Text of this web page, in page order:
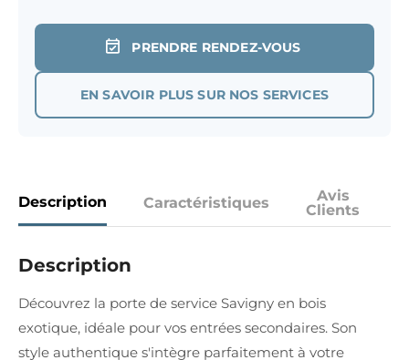
PRENDRE RENDEZ-VOUS
EN SAVOIR PLUS SUR NOS SERVICES
Description Caractéristiques
Avis
Clients
Description
Découvrez la porte de service Savigny en bois
exotique, idéale pour vos entrées secondaires. Son
style authentique s'intègre parfaitement à votre